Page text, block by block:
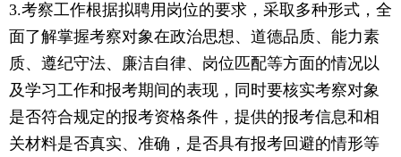
3.考察工作根据拟聘用岗位的要求，采取多种形式，全
面了解掌握考察对象在政治思想、道德品质、能力素
质、遵纪守法、廉洁自律、岗位匹配等方面的情况以
及学习工作和报考期间的表现，同时要核实考察对象
是否符合规定的报考资格条件，提供的报考信息和相
关材料是否真实、准确，是否具有报考回避的情形等